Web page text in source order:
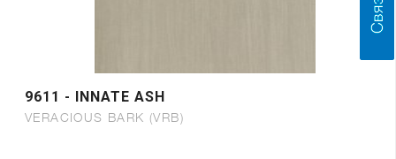
9611 - INNATE ASH
VERACIOUS BARK (VRB)